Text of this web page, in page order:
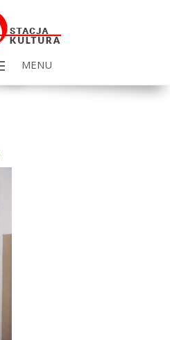
MENU